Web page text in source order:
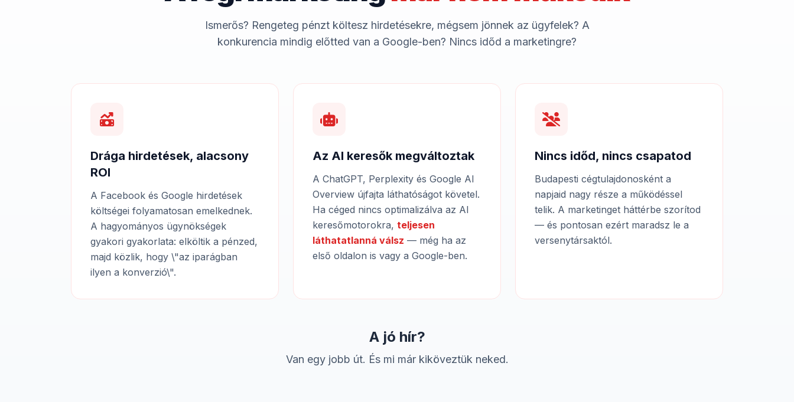
Ismerős? Rengeteg pénzt költesz hirdetésekre, mégsem jönnek az ügyfelek? A
konkurencia mindig előtted van a Google-ben? Nincs időd a marketingre?
Drága hirdetések, alacsony
ROI
A Facebook és Google hirdetések
költségei folyamatosan emelkednek.
A hagyományos ügynökségek
gyakori gyakorlata: elköltik a pénzed,
majd közlik, hogy \"az iparágban
ilyen a konverzió\".
Az AI keresők megváltoztak
A ChatGPT, Perplexity és Google AI
Overview újfajta láthatóságot követel.
Ha céged nincs optimalizálva az AI
keresőmotorokra, teljesen
láthatatlanná válsz — még ha az
első oldalon is vagy a Google-ben.
Nincs időd, nincs csapatod
Budapesti cégtulajdonosként a
napjaid nagy része a működéssel
telik. A marketinget háttérbe szorítod
— és pontosan ezért maradsz le a
versenytársaktól.
A jó hír?
Van egy jobb út. És mi már kiköveztük neked.